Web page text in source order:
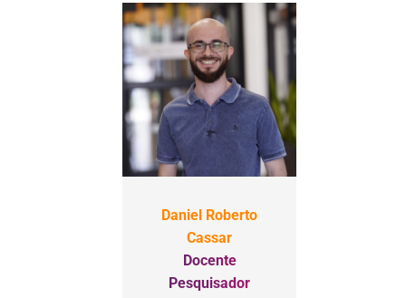
Daniel Roberto
Cassar
Docente
Pesquisador